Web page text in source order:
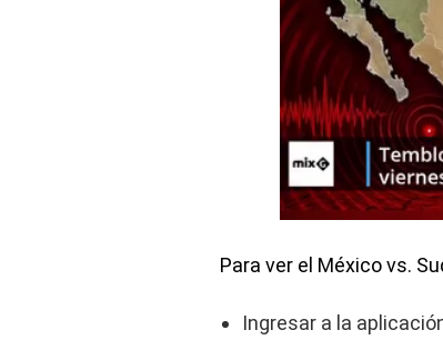
Para ver el México vs.
Ingresar a la